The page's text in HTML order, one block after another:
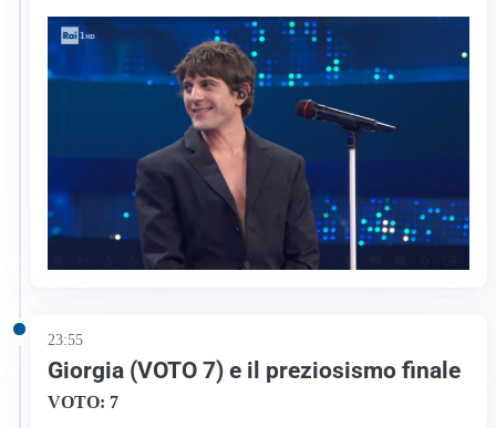
23:55
Giorgia (VOTO 7) e il preziosismo finale
VOTO: 7